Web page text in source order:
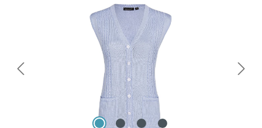
Bildergalerie überspringen